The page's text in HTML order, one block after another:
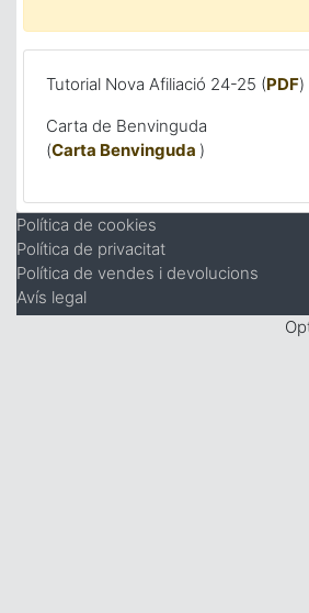
Tutorial Nova Afiliació 24-25 (PDF)
Carta de Benvinguda
(Carta Benvinguda )
Política de cookies
Política de privacitat
Política de vendes i devolucions
Avís legal